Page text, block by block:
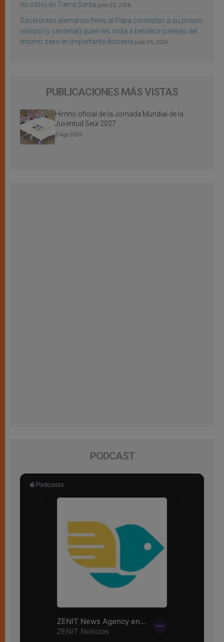
no sólo) en Tierra Santa julio 25, 2026
Sacerdotes alemanes fieles al Papa contestan a su propio
obispo (y cardenal) quien les orilla a bendecir parejas del
mismo sexo en importante diócesis julio 25, 2026
PUBLICACIONES MÁS VISTAS
Himno oficial de la Jornada Mundial de la
Juventud Seúl 2027
3 Ago 2026
PODCAST